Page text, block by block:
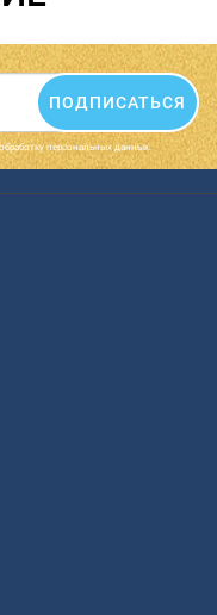
ПОДПИСАТЬСЯ
персональных данных.